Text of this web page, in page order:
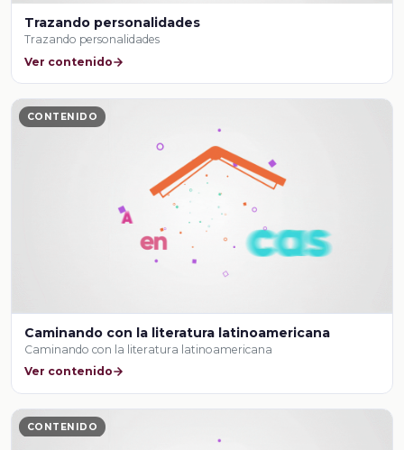
Trazando personalidades
Trazando personalidades
Ver contenido
CONTENIDO
Caminando con la literatura latinoamericana
Caminando con la literatura latinoamericana
Ver contenido
CONTENIDO